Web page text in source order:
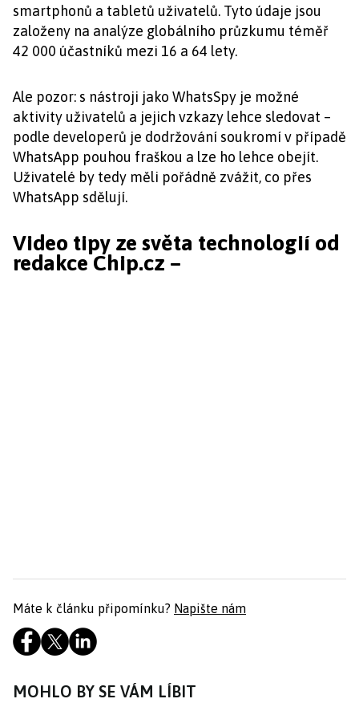
smartphonů a tabletů uživatelů. Tyto údaje jsou
založeny na analýze globálního průzkumu téměř
42 000 účastníků mezi 16 a 64 lety.
Ale pozor: s nástroji jako WhatsSpy je možné
aktivity uživatelů a jejich vzkazy lehce sledovat –
podle developerů je dodržování soukromí v případě
WhatsApp pouhou fraškou a lze ho lehce obejít.
Uživatelé by tedy měli pořádně zvážit, co přes
WhatsApp sdělují.
Video tipy ze světa technologií od
redakce Chip.cz –
Máte k článku připomínku? Napište nám
MOHLO BY SE VÁM LÍBIT